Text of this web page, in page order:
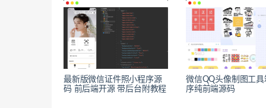
最新版微信证件照小程序源
码 前后端开源 带后台附教程
微信QQ头像制图工具
序纯前端源码